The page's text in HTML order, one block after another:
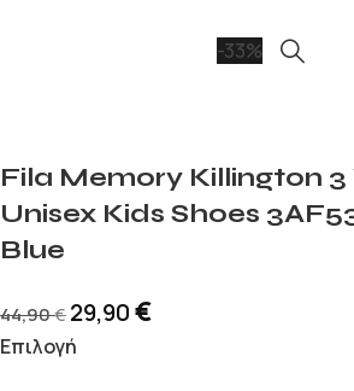
-33%
Fila Memory Killington
Unisex Kids Shoes
Blue
44,90€ 29,90€
Επιλογή